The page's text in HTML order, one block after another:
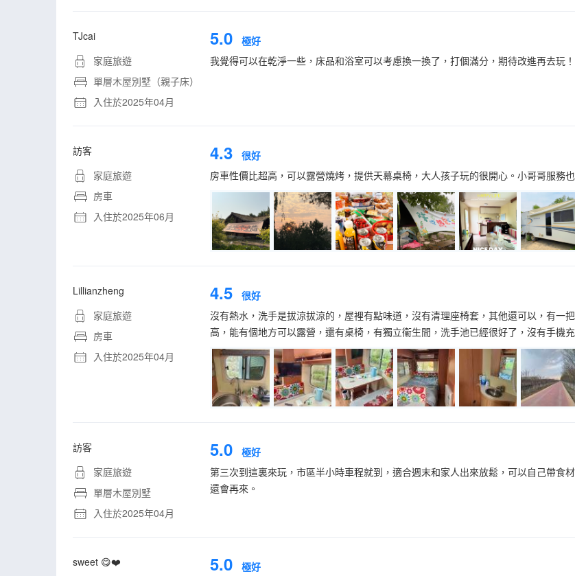
TJcai
家庭旅遊
單層木屋別墅（親子床）
入住於2025年04月
5.0 極好
我覺得可以在乾淨一些，床品和浴室可以考慮換一換了，打個滿分，期待改進再去玩！
訪客
家庭旅遊
房車
入住於2025年06月
4.3 很好
房車性價比超高，可以露營燒烤，提供天幕桌椅，大人孩子玩的很開心。小哥哥服務
Lillianzheng
家庭旅遊
房車
入住於2025年04月
4.5 很好
沒有熱水，洗手是拔涼拔涼的，屋裡有點味道，沒有清理座椅套，其他還可以，有一
高，能有個地方可以露營，還有桌椅，有獨立衞生間，洗手池已經很好了，沒有手機
訪客
家庭旅遊
單層木屋別墅
入住於2025年04月
5.0 極好
第三次到這裏來玩，市區半小時車程就到，適合週末和家人出來放鬆，可以自己帶食
還會再來。
sweet 😋❤️
5.0 極好